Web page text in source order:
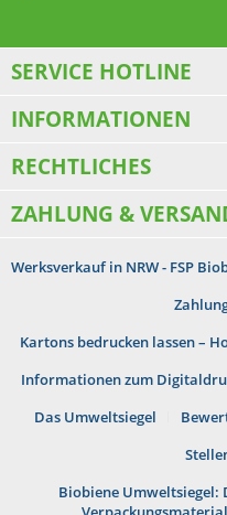
SERVICE HOTLINE
INFORMATIONEN
RECHTLICHES
ZAHLUNG &
Werksverkauf in NRW - FSP
Kartons bedrucken lassen –
Informationen zum
Das Umweltsiegel
Biobiene Umweltsiegel: